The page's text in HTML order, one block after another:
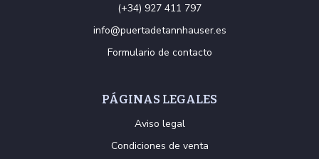
(+34) 927 411 797
info@puertadetannhauser.es
Formulario de contacto
PÁGINAS LEGALES
Aviso legal
Condiciones de venta